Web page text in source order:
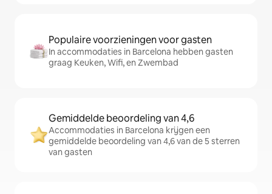
Populaire voorzieningen voor gasten
In accommodaties in Barcelona hebben gasten
graag Keuken, Wifi, en Zwembad
Gemiddelde beoordeling van 4,6
Accommodaties in Barcelona krijgen een
gemiddelde beoordeling van 4,6 van de 5 sterren
van gasten